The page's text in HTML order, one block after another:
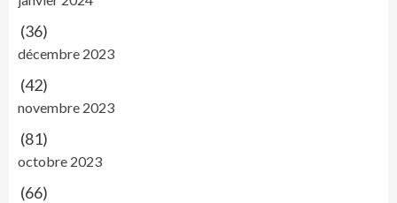
(36)
décembre 2023
(42)
novembre 2023
(81)
octobre 2023
(66)